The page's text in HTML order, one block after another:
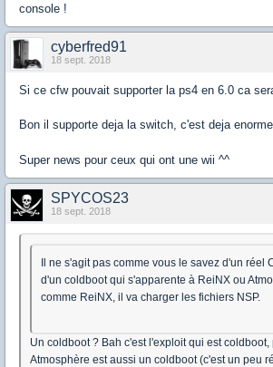
console !
cyberfred91
18 sept. 2018
Si ce cfw pouvait supporter la ps4 en 6.0 ca
Bon il supporte deja la switch, c'est deja enorme
Super news pour ceux qui ont une wii ^^
SPYCOS23
18 sept. 2018
Il ne s'agit pas comme vous le savez d'un réel
d'un coldboot qui s'apparente à ReiNX ou
comme ReiNX, il va charger les fichiers NSP.
Un coldboot ? Bah c'est l'exploit qui est coldboot,
Atmosphère est aussi un coldboot (c'est un peu